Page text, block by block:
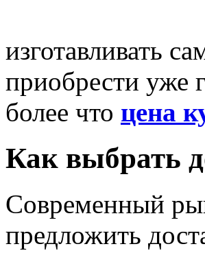
изготавливать
приобрести уже
более что цена
Как выбрать
Современный
предложить